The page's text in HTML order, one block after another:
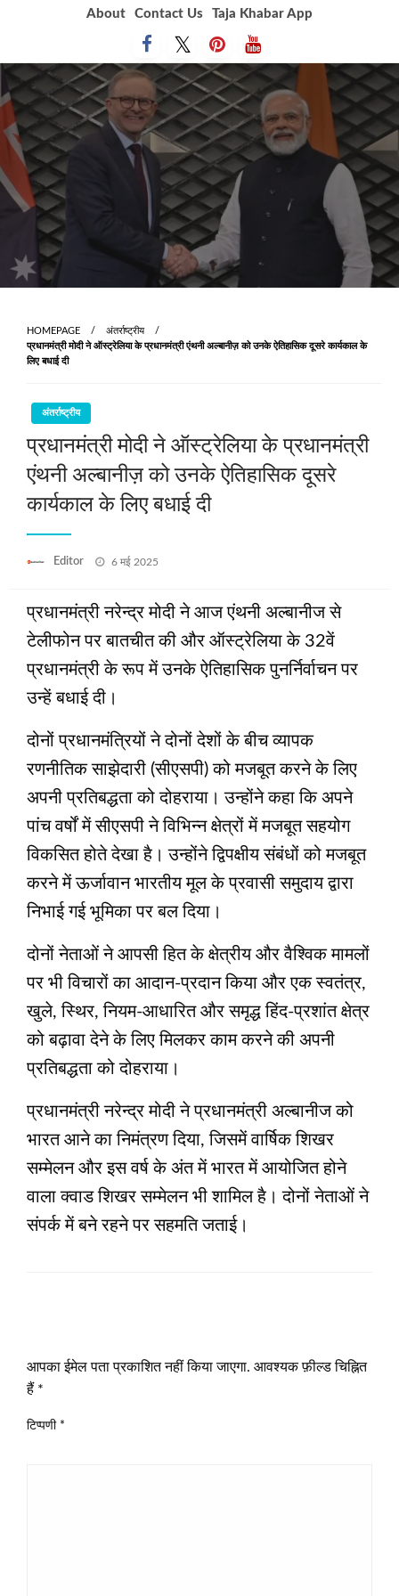
About Contact Us Taja Khabar App
HOMEPAGE
अंतर्राष्ट्रीय
प्रधानमंत्री मोदी ने ऑस्ट्रेलिया के प्रधानमंत्री एंथनी अल्बानीज़ को उनके ऐतिहासिक दूसरे कार्यकाल के
लिए बधाई दी
अंतर्राष्ट्रीय
प्रधानमंत्री मोदी ने ऑस्ट्रेलिया के प्रधानमंत्री
एंथनी अल्बानीज़ को उनके ऐतिहासिक दूसरे
कार्यकाल के लिए बधाई दी
Editor
Posted
6 मई 2025
प्रधानमंत्री नरेन्द्र मोदी ने आज एंथनी अल्बानीज से
टेलीफोन पर बातचीत की और ऑस्ट्रेलिया के 32वें
प्रधानमंत्री के रूप में उनके ऐतिहासिक पुनर्निर्वाचन पर
उन्हें बधाई दी।
दोनों प्रधानमंत्रियों ने दोनों देशों के बीच व्यापक
रणनीतिक साझेदारी (सीएसपी) को मजबूत करने के लिए
अपनी प्रतिबद्धता को दोहराया। उन्होंने कहा कि अपने
पांच वर्षों में सीएसपी ने विभिन्न क्षेत्रों में मजबूत सहयोग
विकसित होते देखा है। उन्होंने द्विपक्षीय संबंधों को मजबूत
करने में ऊर्जावान भारतीय मूल के प्रवासी समुदाय द्वारा
निभाई गई भूमिका पर बल दिया।
दोनों नेताओं ने आपसी हित के क्षेत्रीय और वैश्विक मामलों
पर भी विचारों का आदान-प्रदान किया और एक स्वतंत्र,
खुले, स्थिर, नियम-आधारित और समृद्ध हिंद-प्रशांत क्षेत्र
को बढ़ावा देने के लिए मिलकर काम करने की अपनी
प्रतिबद्धता को दोहराया।
प्रधानमंत्री नरेन्द्र मोदी ने प्रधानमंत्री अल्बानीज को
भारत आने का निमंत्रण दिया, जिसमें वार्षिक शिखर
सम्मेलन और इस वर्ष के अंत में भारत में आयोजित होने
वाला क्वाड शिखर सम्मेलन भी शामिल है। दोनों नेताओं ने
संपर्क में बने रहने पर सहमति जताई।
आपका ईमेल पता प्रकाशित नहीं किया जाएगा. आवश्यक फ़ील्ड चिह्नित
हैं *
टिप्पणी *